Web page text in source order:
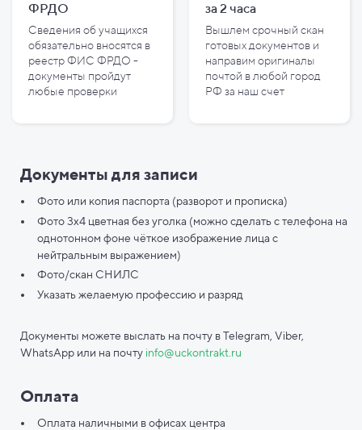
ФРДО
Сведения об учащихся
обязательно вносятся в
реестр ФИС ФРДО -
документы пройдут
любые проверки
за2 часа
Вышлем срочный скан
готовых документов и
направим оригиналы
почтой в любой город
РФ за наш счет
Документы для записи
Фото или копия паспорта (разворот и прописка)
Фото 3х4 цветная без уголка (можно сделать с телефона на
однотонном фоне чёткое изображение лица с
нейтральным выражением)
Фото/скан СНИЛС
Указать желаемую профессию и разряд
Документы можете выслать на почту в Telegram, Viber,
WhatsApp или на почту info@uckontrakt.ru
Оплата
Оплата наличными в офисах центра